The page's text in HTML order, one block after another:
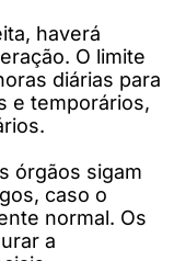
haverá
O limite
diárias para
e temporários,
órgãos sigam
caso o
normal. Os
a